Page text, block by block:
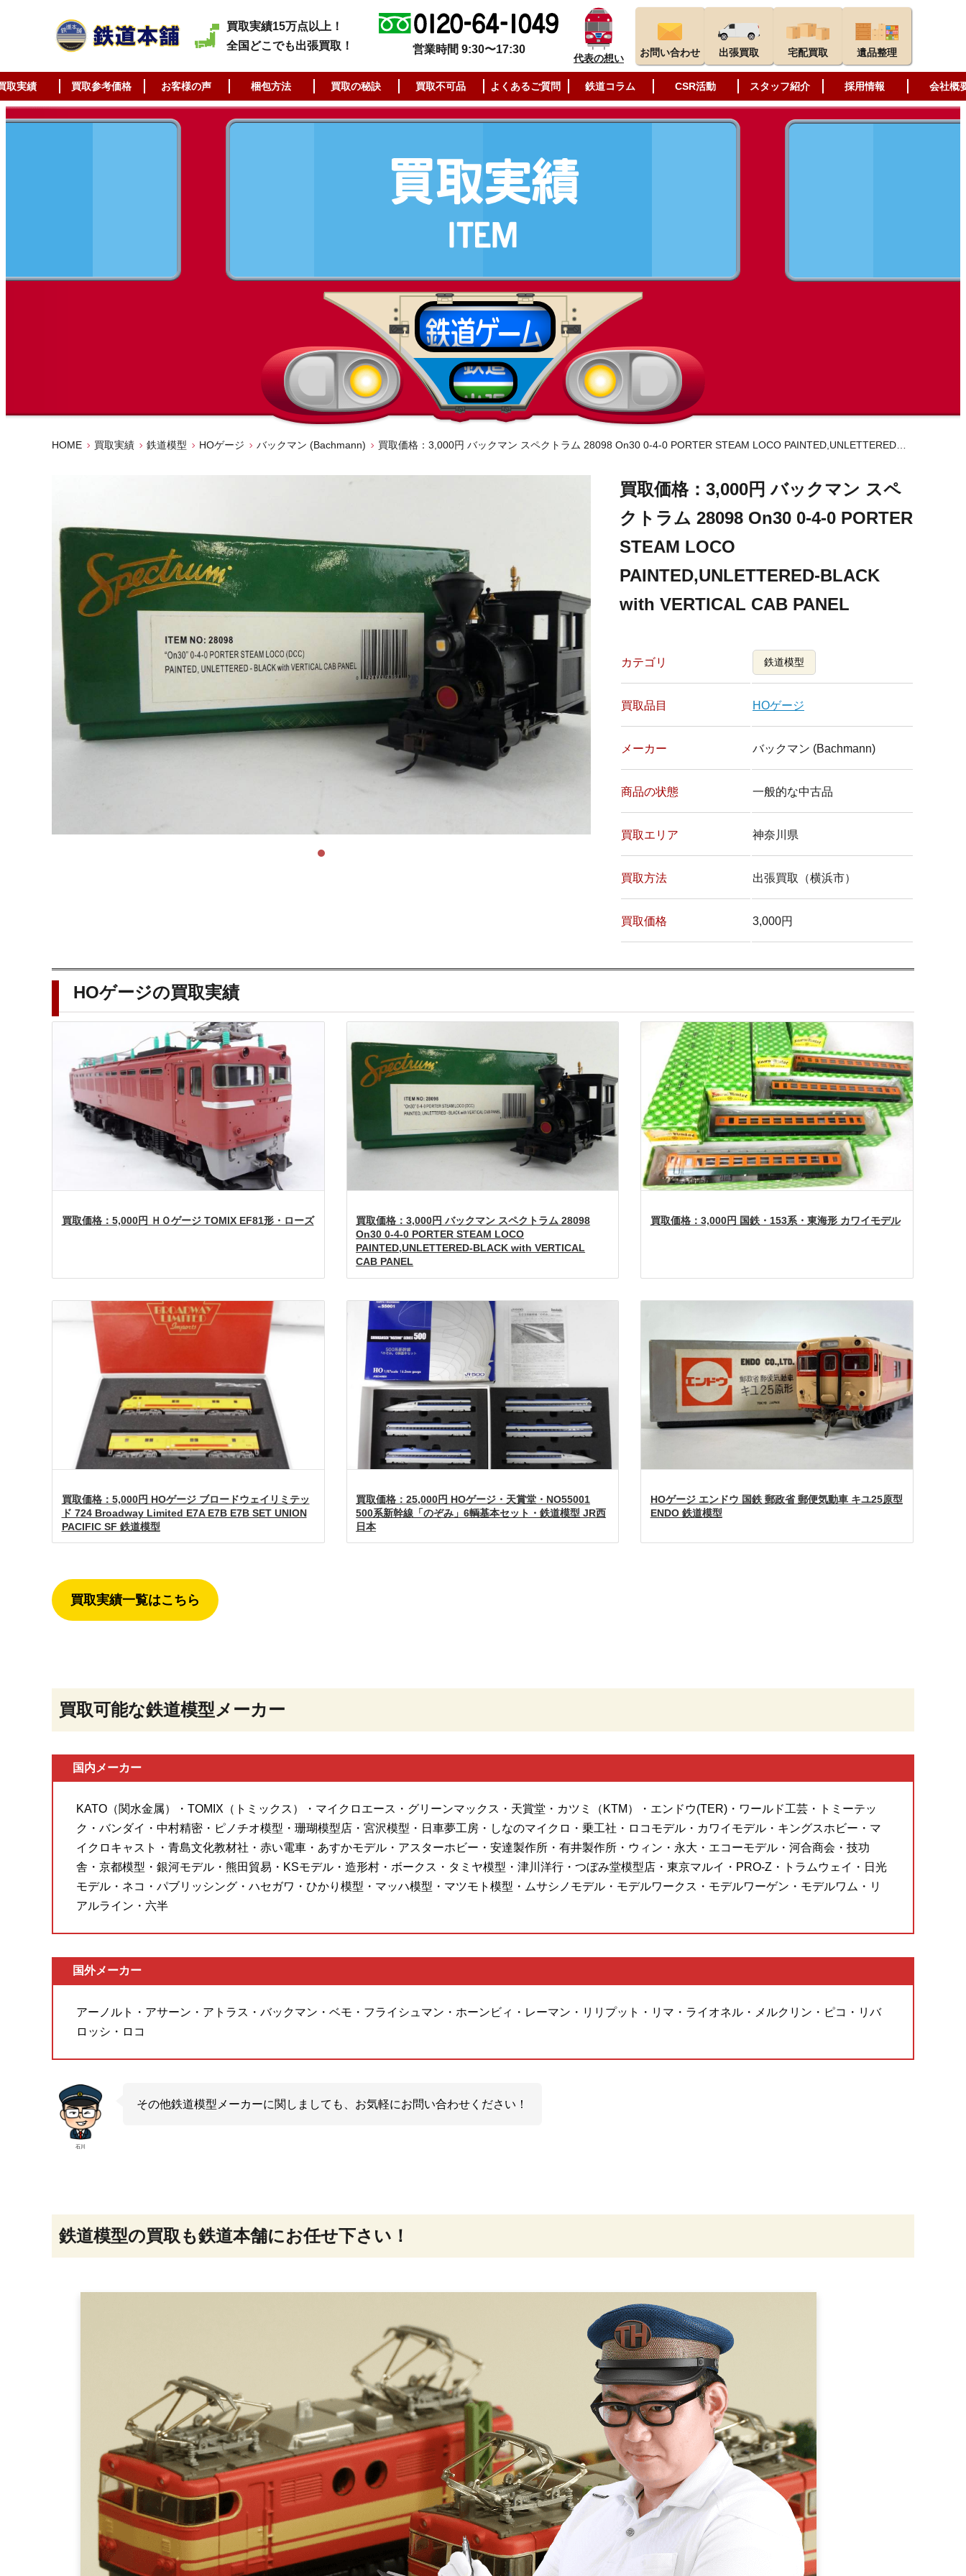
買取実績15万点以上！
全国どこでも出張買取！
営業時間 9:30〜17:30
代表の想い お問い合わせ 出張買取 宅配買取 遺品整理
取実績 買取参考価格 お客様の声 梱包方法 買取の秘訣 買取不可品 よくあるご質問 鉄道コラム CSR活動 スタッフ紹介 採用情報 会社概
HOME 買取実績 鉄道模型 HOゲージ バックマン (Bachmann)
買取価格：3,000円 バックマン スペ
クトラム 28098 On30 0-4-0 PORTER
STEAM LOCO
PAINTED,UNLETTERED-BLACK
with VERTICAL CAB PANEL
カテゴリ 鉄道模型
買取品目 HOゲージ
メーカー バックマン (Bachmann)
商品の状態 一般的な中古品
買取エリア 神奈川県
買取方法 出張買取（横浜市）
買取価格 3,000円
HOゲージの買取実績
買取価格：5,000円 ＨＯゲージ TOMIX EF81形・ローズ
買取価格：3,000円 バックマン スペクトラム 28098
On30 0-4-0 PORTER STEAM LOCO
PAINTED,UNLETTERED-BLACK with VERTICAL
CAB PANEL
買取価格：3,000円 国鉄・153系・東海形 カワイモデル
買取価格：5,000円 HOゲージ ブロードウェイリミテッ
ド 724 Broadway Limited E7A E7B E7B SET UNION
PACIFIC SF 鉄道模型
買取価格：25,000円 HOゲージ・天賞堂・NO55001
500系新幹線「のぞみ」6輌基本セット・鉄道模型 JR西
日本
HOゲージ エンドウ 国鉄 郵政省 郵便気動車 キユ25原型
ENDO 鉄道模型
買取実績一覧はこちら
買取可能な鉄道模型メーカー
国内メーカー
KATO（関水金属）・TOMIX（トミックス）・マイクロエース・グリーンマックス・天賞堂・カツミ（KTM）・エンドウ(TER)・ワールド工芸・トミーテッ
ク・バンダイ・中村精密・ピノチオ模型・珊瑚模型店・宮沢模型・日車夢工房・しなのマイクロ・乗工社・ロコモデル・カワイモデル・キングスホビー・マ
イクロキャスト・青島文化教材社・赤い電車・あすかモデル・アスターホビー・安達製作所・有井製作所・ウィン・永大・エコーモデル・河合商会・技功
舎・京都模型・銀河モデル・熊田貿易・KSモデル・造形村・ボークス・タミヤ模型・津川洋行・つぼみ堂模型店・東京マルイ・PRO-Z・トラムウェイ・日光
モデル・ネコ・パブリッシング・ハセガワ・ひかり模型・マッハ模型・マツモト模型・ムサシノモデル・モデルワークス・モデルワーゲン・モデルワム・リ
アルライン・六半
国外メーカー
アーノルト・アサーン・アトラス・バックマン・ベモ・フライシュマン・ホーンビィ・レーマン・リリプット・リマ・ライオネル・メルクリン・ピコ・リバ
ロッシ・ロコ
石川
その他鉄道模型メーカーに関しましても、お気軽にお問い合わせください！
鉄道模型の買取も鉄道本舗にお任せ下さい！